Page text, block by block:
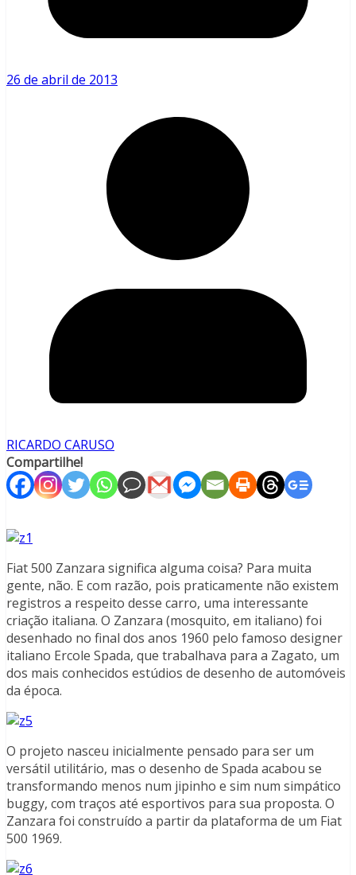
26 de abril de 2013
RICARDO CARUSO
Compartilhe!
Fiat 500 Zanzara significa alguma coisa? Para muita
gente, não. E com razão, pois praticamente não existem
registros a respeito desse carro, uma interessante
criação italiana. O Zanzara (mosquito, em italiano) foi
desenhado no final dos anos 1960 pelo famoso designer
italiano Ercole Spada, que trabalhava para a Zagato, um
dos mais conhecidos estúdios de desenho de automóveis
da época.
O projeto nasceu inicialmente pensado para ser um
versátil utilitário, mas o desenho de Spada acabou se
transformando menos num jipinho e sim num simpático
buggy, com traços até esportivos para sua proposta. O
Zanzara foi construído a partir da plataforma de um Fiat
500 1969.